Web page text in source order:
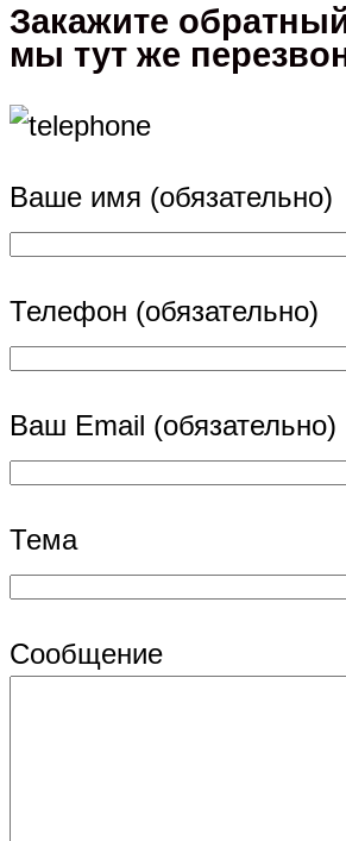
Закажите
мы тут же
Ваше имя (обязательно)
Телефон (обязательно)
Ваш Email (обязательно)
Тема
Сообщение